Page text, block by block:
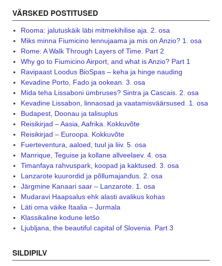
VÄRSKED POSTITUSED
Rooma: jalutuskäik läbi mitmekihilise aja. 2. osa
Miks minna Fiumicino lennujaama ja mis on Anzio? 1. osa
Rome: A Walk Through Layers of Time. Part 2
Why go to Fiumicino Airport, and what is Anzio? Part 1
Ravipaast Loodus BioSpas – keha ja hinge nauding
Kevadine Porto, Fado ja ookean. 3. osa
Mida teha Lissaboni ümbruses? Sintra ja Cascais. 2. osa
Kevadine Lissabon, linnaosad ja vaatamisväärsused. 1. osa
Budapest, Doonau ja talisuplus
Reisikirjad – Aasia, Aafrika. Kokkuvõte
Reisikirjad – Euroopa. Kokkuvõte
Fuerteventura, aaloed, tuul ja liiv. 5. osa
Manrique, Teguise ja kollane allveelaev. 4. osa
Timanfaya rahvuspark, koopad ja kaktused. 3. osa
Lanzarote kuurordid ja põllumajandus. 2. osa
Järgmine Kanaari saar – Lanzarote. 1. osa
Mudaravi Haapsalus ehk alasti avalikus kohas
Läti oma väike Itaalia – Jurmala
Klassikaline kodune letšo
Ljubljana, the beautiful capital of Slovenia. Part 3
SILDIPILV